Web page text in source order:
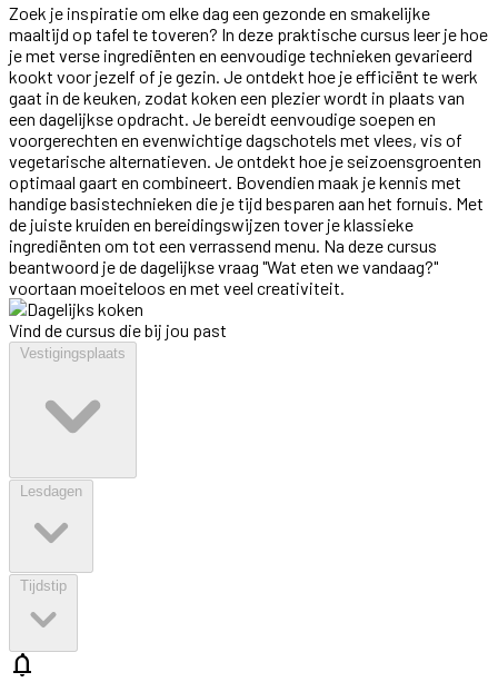
Zoek je inspiratie om elke dag een gezonde en smakelijke
maaltijd op tafel te toveren? In deze praktische cursus leer je hoe
je met verse ingrediënten en eenvoudige technieken gevarieerd
kookt voor jezelf of je gezin. Je ontdekt hoe je efficiënt te werk
gaat in de keuken, zodat koken een plezier wordt in plaats van
een dagelijkse opdracht. Je bereidt eenvoudige soepen en
voorgerechten en evenwichtige dagschotels met vlees, vis of
vegetarische alternatieven. Je ontdekt hoe je seizoensgroenten
optimaal gaart en combineert. Bovendien maak je kennis met
handige basistechnieken die je tijd besparen aan het fornuis. Met
de juiste kruiden en bereidingswijzen tover je klassieke
ingrediënten om tot een verrassend menu. Na deze cursus
beantwoord je de dagelijkse vraag "Wat eten we vandaag?"
voortaan moeiteloos en met veel creativiteit.
Vind de cursus die bij jou past
Vestigingsplaats
Lesdagen
Tijdstip
notifications